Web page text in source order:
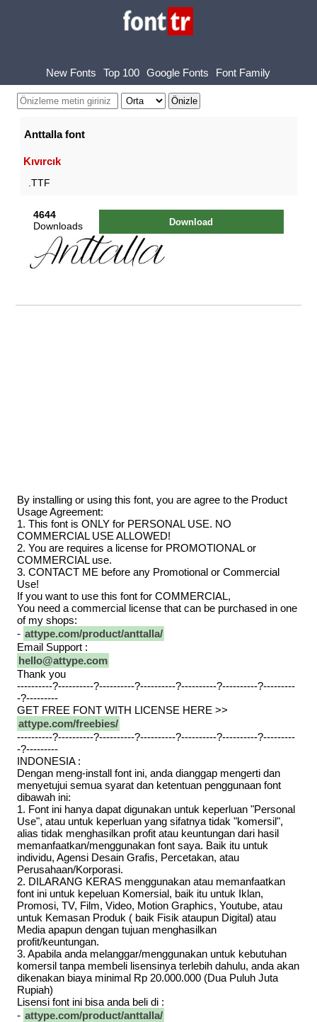
New Fonts Top 100 Google Fonts Font Family
Anttalla font
Kıvırcık
.TTF
4644
Downloads
Download
By installing or using this font, you are agree to the Product
Usage Agreement:
1. This font is ONLY for PERSONAL USE. NO
COMMERCIAL USE ALLOWED!
2. You are requires a license for PROMOTIONAL or
COMMERCIAL use.
3. CONTACT ME before any Promotional or Commercial
Use!
If you want to use this font for COMMERCIAL,
You need a commercial license that can be purchased in one
of my shops:
- attype.com/product/anttalla/
Email Support :
hello@attype.com
Thank you
----------?----------?----------?----------?----------?----------?---------
-?---------
GET FREE FONT WITH LICENSE HERE >>
attype.com/freebies/
----------?----------?----------?----------?----------?----------?---------
-?---------
INDONESIA :
Dengan meng-install font ini, anda dianggap mengerti dan
menyetujui semua syarat dan ketentuan penggunaan font
dibawah ini:
1. Font ini hanya dapat digunakan untuk keperluan "Personal
Use", atau untuk keperluan yang sifatnya tidak "komersil",
alias tidak menghasilkan profit atau keuntungan dari hasil
memanfaatkan/menggunakan font saya. Baik itu untuk
individu, Agensi Desain Grafis, Percetakan, atau
Perusahaan/Korporasi.
2. DILARANG KERAS menggunakan atau memanfaatkan
font ini untuk kepeluan Komersial, baik itu untuk Iklan,
Promosi, TV, Film, Video, Motion Graphics, Youtube, atau
untuk Kemasan Produk ( baik Fisik ataupun Digital) atau
Media apapun dengan tujuan menghasilkan
profit/keuntungan.
3. Apabila anda melanggar/menggunakan untuk kebutuhan
komersil tanpa membeli lisensinya terlebih dahulu, anda akan
dikenakan biaya minimal Rp 20.000.000 (Dua Puluh Juta
Rupiah)
Lisensi font ini bisa anda beli di :
- attype.com/product/anttalla/